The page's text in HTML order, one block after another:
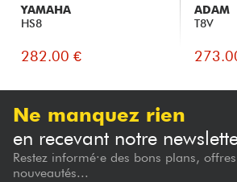
YAMAHA
HS8
282.00 €
ADAM
T8V
Ne manquez rien
en recevant notre
Restez informé·e des bons plans,
nouveautés...